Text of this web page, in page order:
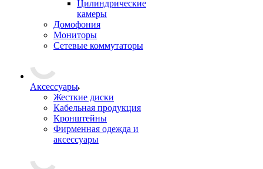
Цилиндрические
камеры
Домофония
Мониторы
Сетевые коммутаторы
Аксессуары
Жесткие диски
Кабельная продукция
Кронштейны
Фирменная одежда и
аксессуары